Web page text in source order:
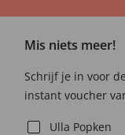
Mis niets meer!
Schrijf je in voor
instant voucher
Ulla Popken